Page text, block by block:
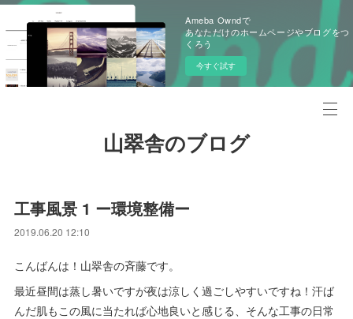
Ameba Owndで
あなただけのホームページやブログをつ
くろう
今すぐ試す
山翠舎のブログ
工事風景 1 ー環境整備ー
2019.06.20 12:10
こんばんは！山翠舎の斉藤です。
最近昼間は蒸し暑いですが夜は涼しく過ごしやすいですね！汗ば
んだ肌もこの風に当たれば心地良いと感じる、そんな工事の日常